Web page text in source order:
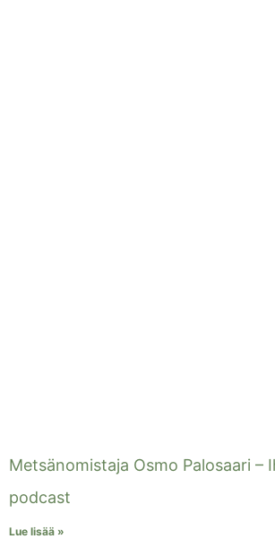
Metsänomistaja Osmo Palosaari –
podcast
Lue lisää »